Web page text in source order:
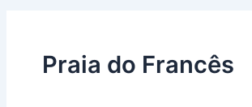
Praia do Francês